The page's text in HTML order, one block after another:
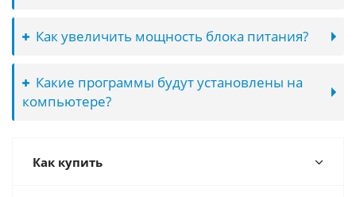
Как увеличить мощность блока питания?
Какие программы будут установлены на
компьютере?
Как купить